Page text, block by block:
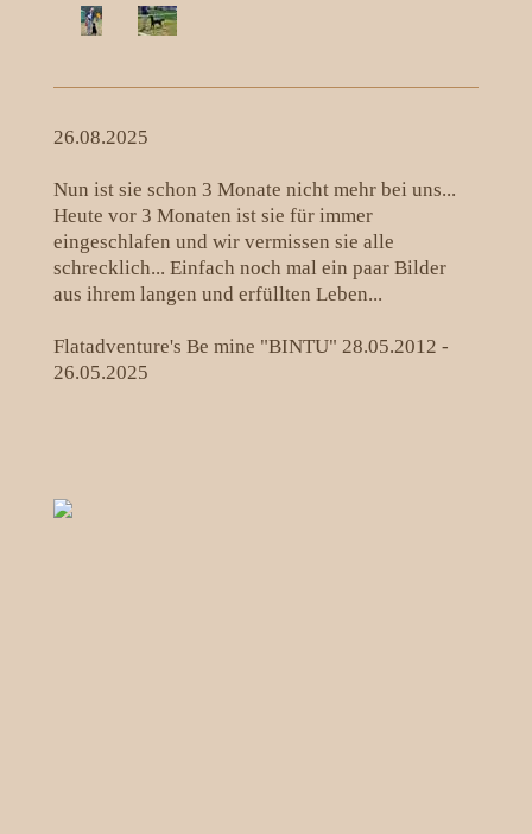
26.08.2025
Nun ist sie schon 3 Monate nicht mehr bei uns...
Heute vor 3 Monaten ist sie für immer
eingeschlafen und wir vermissen sie alle
schrecklich... Einfach noch mal ein paar Bilder
aus ihrem langen und erfüllten Leben...
Flatadventure's Be mine "BINTU" 28.05.2012 -
26.05.2025